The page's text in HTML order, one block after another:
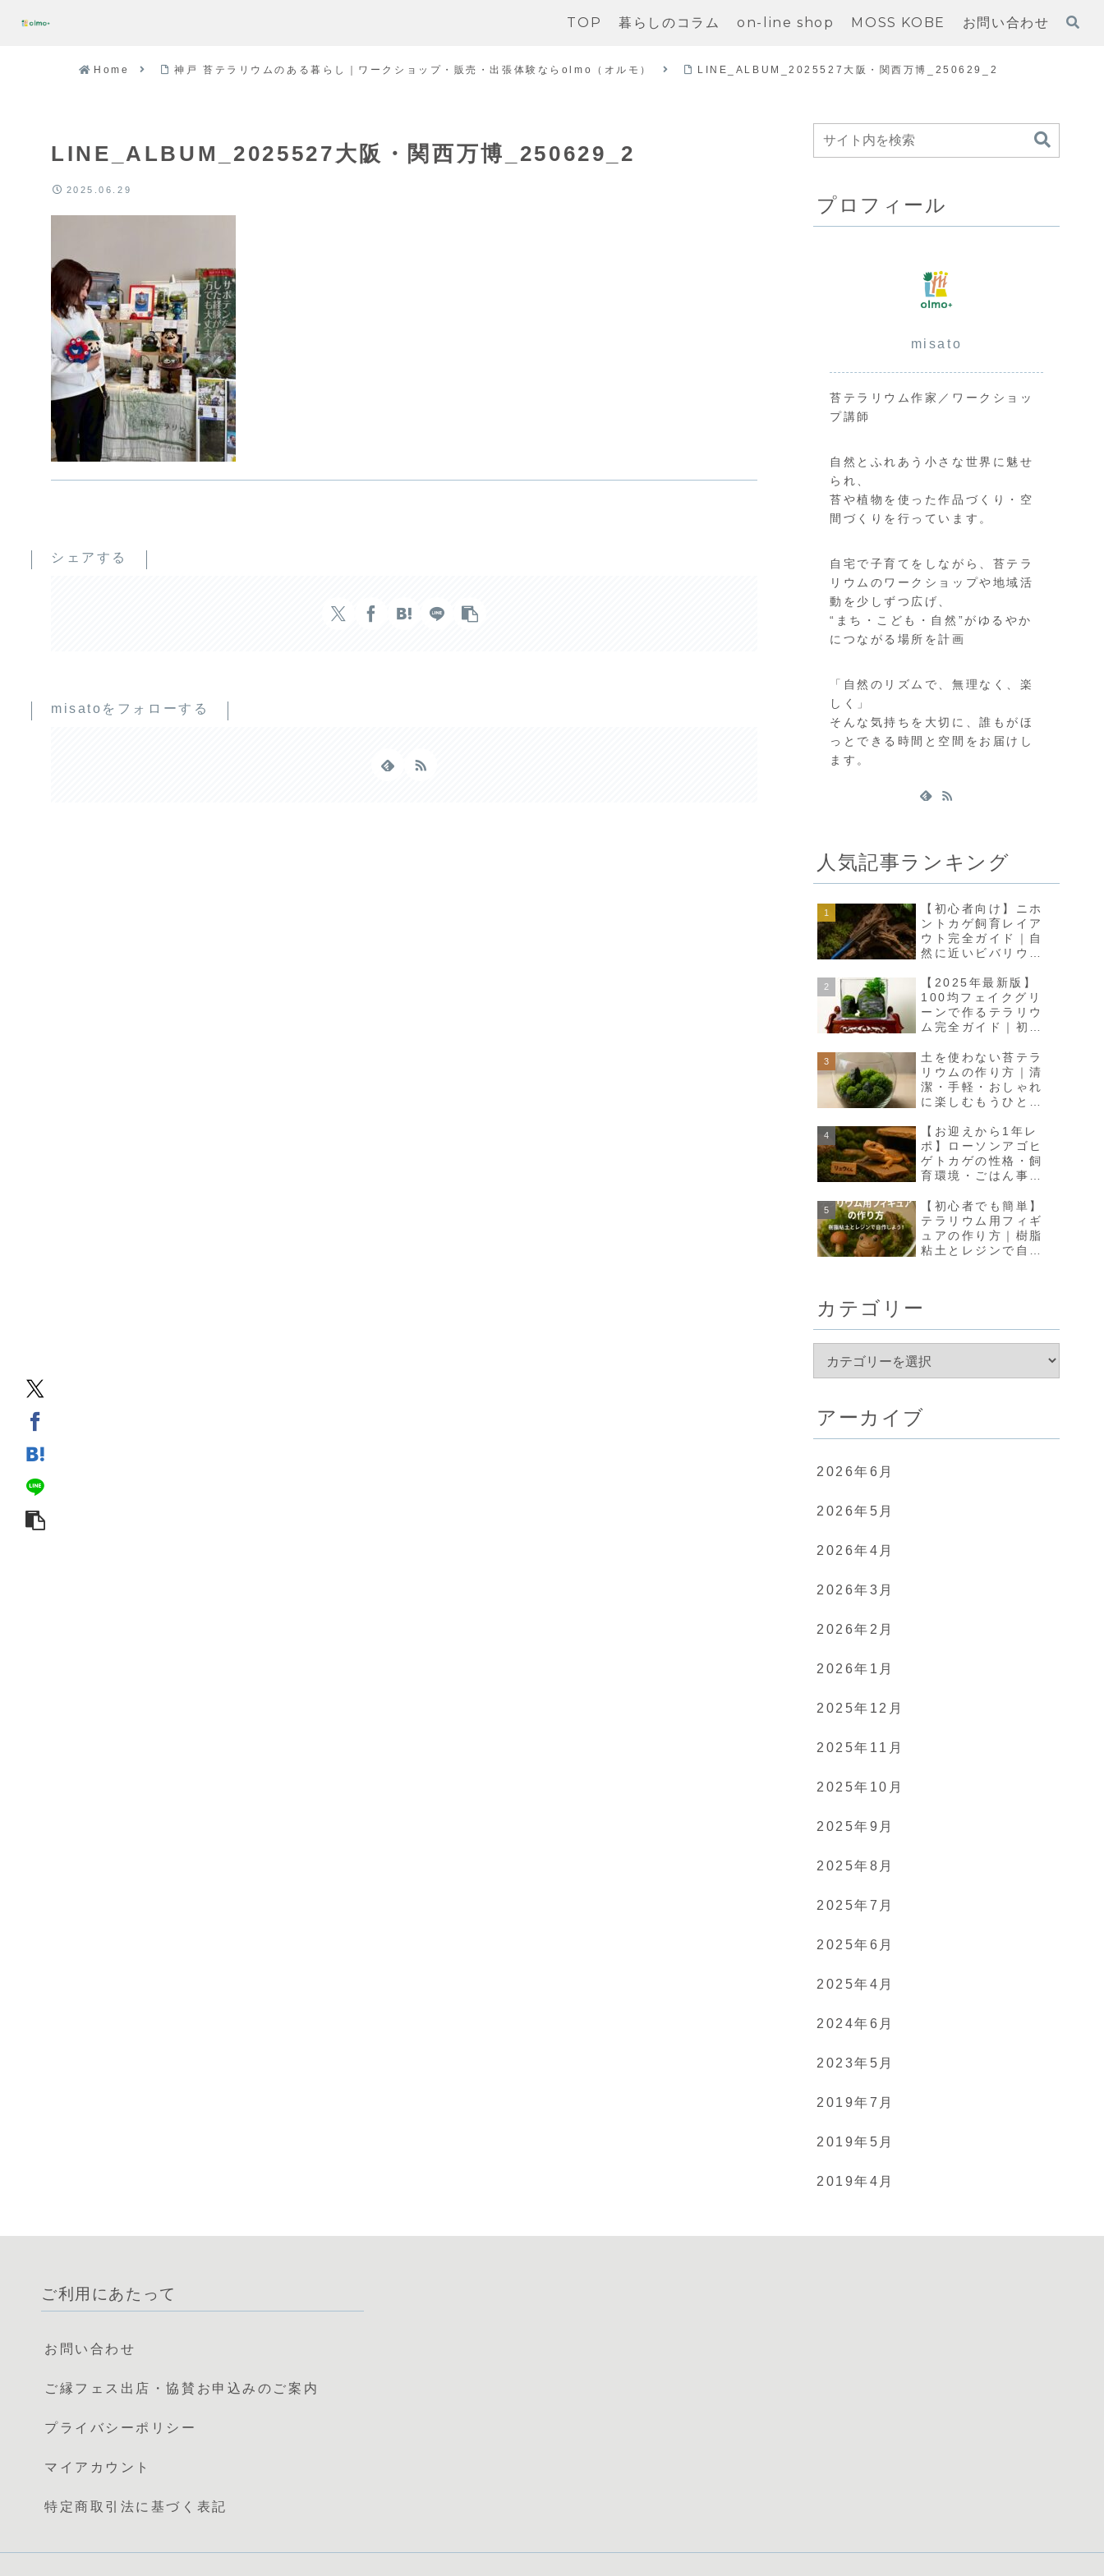
TOP 暮らしのコラム on-line shop MOSS KOBE お問い合わせ
Home 神戸 苔テラリウムのある暮らし｜ワークショップ・販売・出張体験ならolmo（オルモ） LINE_ALBUM_2025527大阪・関西万博_250629_2
LINE_ALBUM_2025527大阪・関西万博_250629_2
2025.06.29
シェアする
misatoをフォローする
プロフィール
misato
苔テラリウム作家／ワークショッ
プ講師
自然とふれあう小さな世界に魅せ
られ、
苔や植物を使った作品づくり・空
間づくりを行っています。
自宅で子育てをしながら、苔テラ
リウムのワークショップや地域活
動を少しずつ広げ、
“まち・こども・自然”がゆるやか
につながる場所を計画
「自然のリズムで、無理なく、楽
しく」
そんな気持ちを大切に、誰もがほ
っとできる時間と空間をお届けし
ます。
人気記事ランキング
【初心者向け】ニホ
ントカゲ飼育レイア
ウト完全ガイド｜自
然に近いビバリウム
ろう
【2025年最新版】
100均フェイクグリ
ーンで作るテラリウ
ム完全ガイド｜初心
リアに
土を使わない苔テラ
リウムの作り方｜清
潔・手軽・おしゃれ
に楽しむもうひとつ
【お迎えから1年レ
ポ】ローソンアゴヒ
ゲトカゲの性格・飼
育環境・ごはん事情
め【初心者でも簡単】
テラリウム用フィギ
ュアの作り方｜樹脂
粘土とレジンで自作
カテゴリー
アーカイブ
2026年6月
2026年5月
2026年4月
2026年3月
2026年2月
2026年1月
2025年12月
2025年11月
2025年10月
2025年9月
2025年8月
2025年7月
2025年6月
2025年4月
2024年6月
2023年5月
2019年7月
2019年5月
2019年4月
ご利用にあたって
お問い合わせ
ご縁フェス出店・協賛お申込みのご案内
プライバシーポリシー
マイアカウント
特定商取引法に基づく表記